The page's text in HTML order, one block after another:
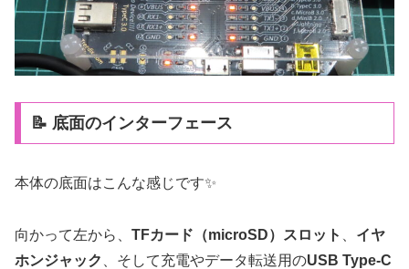
📝 底面のインターフェース
本体の底面はこんな感じです✨
向かって左から、 TFカード（microSD）スロット
イヤ
ホンジャック
、そして充電やデータ転送用のUSB Type-C